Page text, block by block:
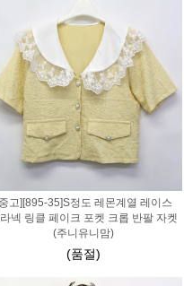
고][895-35]S정도 레몬계열 레이스
넥 링클 페이크 포켓 크롭 반팔 자켓
(주니유니맘)
(품절)